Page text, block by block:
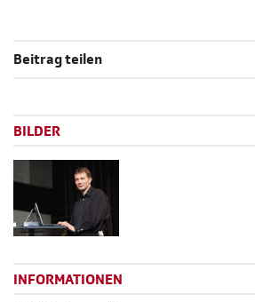
Beitrag teilen
BILDER
INFORMATIONEN